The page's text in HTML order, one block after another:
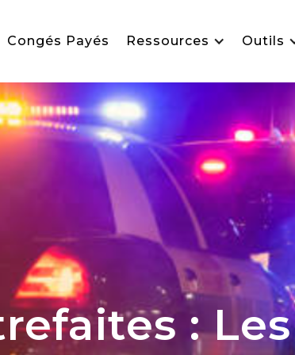
Congés Payés Ressources Outils
: